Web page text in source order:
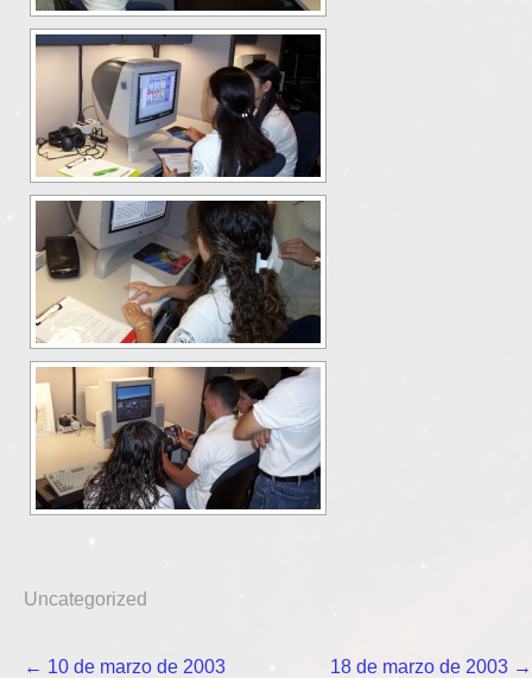
Uncategorized
Navegación
← 10 de marzo de 2003 18 de marzo de 2003 →